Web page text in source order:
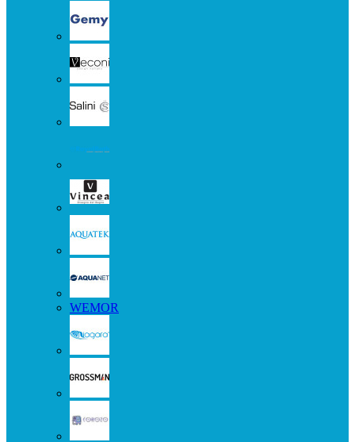
WEMOR